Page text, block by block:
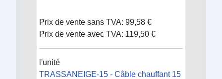
Prix de vente sans TVA: 99,58 €
Prix de vente avec TVA: 119,50 €
l'unité
TRASSANEIGE-15 - Câble chauffant 15